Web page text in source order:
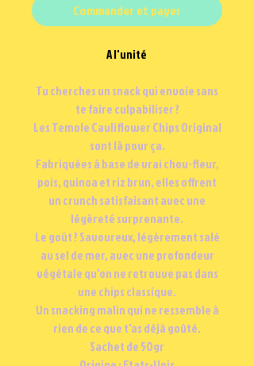
Commander et payer
A l'unité
Tu cherches un snack qui envoie sans
te faire culpabiliser ?
Les Temole Cauliflower Chips Original
sont là pour ça.
Fabriquées à base de vrai chou-fleur,
pois, quinoa et riz brun, elles offrent
un crunch satisfaisant avec une
légèreté surprenante.
Le goût ? Savoureux, légèrement salé
au sel de mer, avec une profondeur
végétale qu'on ne retrouve pas dans
une chips classique.
Un snacking malin qui ne ressemble à
rien de ce que t'as déjà goûté.
Sachet de 50gr